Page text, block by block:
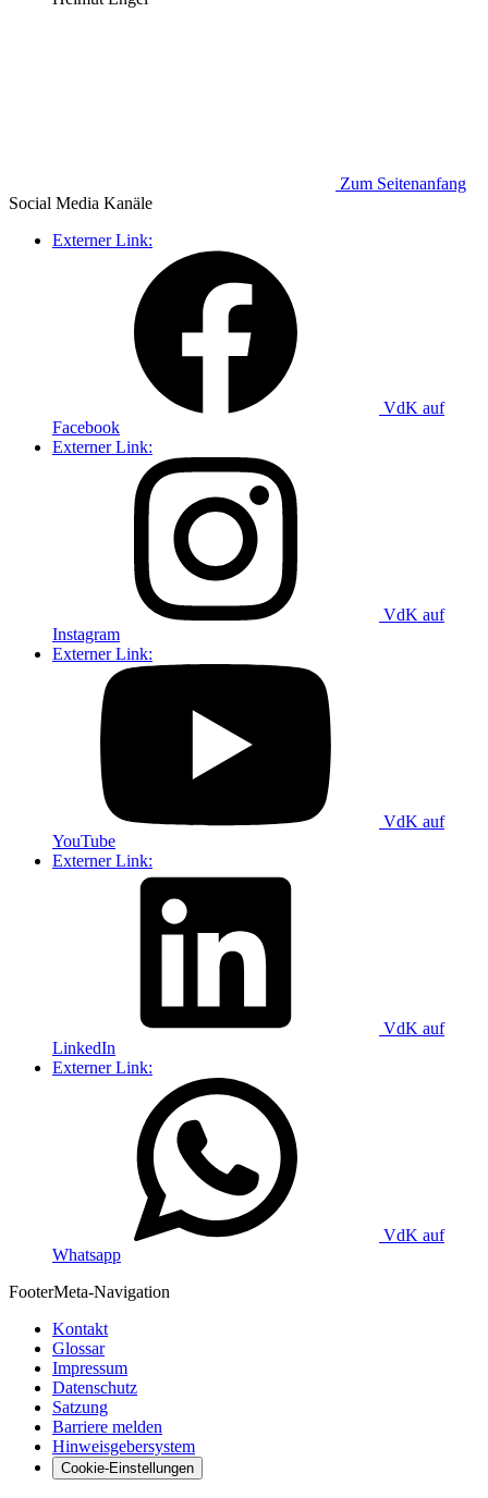
Zum Seitenanfang
Social Media Kanäle
Externer Link:
VdK auf
Facebook
Externer Link:
VdK auf
Instagram
Externer Link:
VdK auf
YouTube
Externer Link:
VdK auf
LinkedIn
Externer Link:
VdK auf
Whatsapp
FooterMeta-Navigation
Kontakt
Glossar
Impressum
Datenschutz
Satzung
Barriere melden
Hinweisgebersystem
Cookie-Einstellungen